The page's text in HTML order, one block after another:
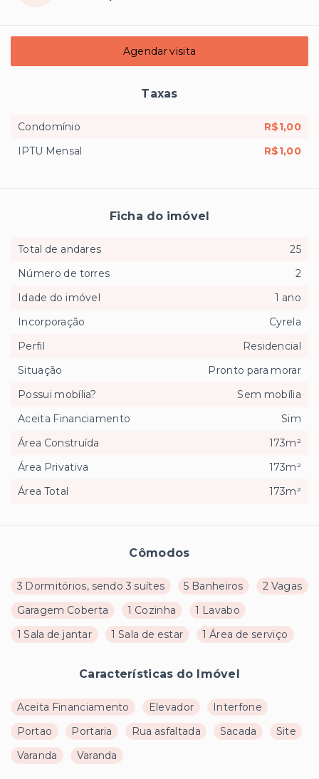
Cômodos
3 Dormitórios, sendo 3 suítes 5 Banheiros
2 Vagas
Garagem Coberta
1 Cozinha
1 Lavabo
1 Sala de jantar
1 Sala de estar 1 Área de serviço
Características do Imóvel
Aceita Financiamento Elevador
Interfone
Portao
Portaria Rua asfaltada Sacada
Site
Varanda
Varanda
Agendar visita
Taxas
Condomínio
R$1,00
IPTU Mensal
R$1,00
Ficha do imóvel
Total de andares
25
Número de torres
2
Idade do imóvel
1 ano
Incorporação
Cyrela
Perfil
Residencial
Situação
Pronto para morar
Possui mobília?
Sem mobília
Aceita Financiamento
Sim
Área Construída
173m²
Área Privativa
173m²
Área Total
173m²